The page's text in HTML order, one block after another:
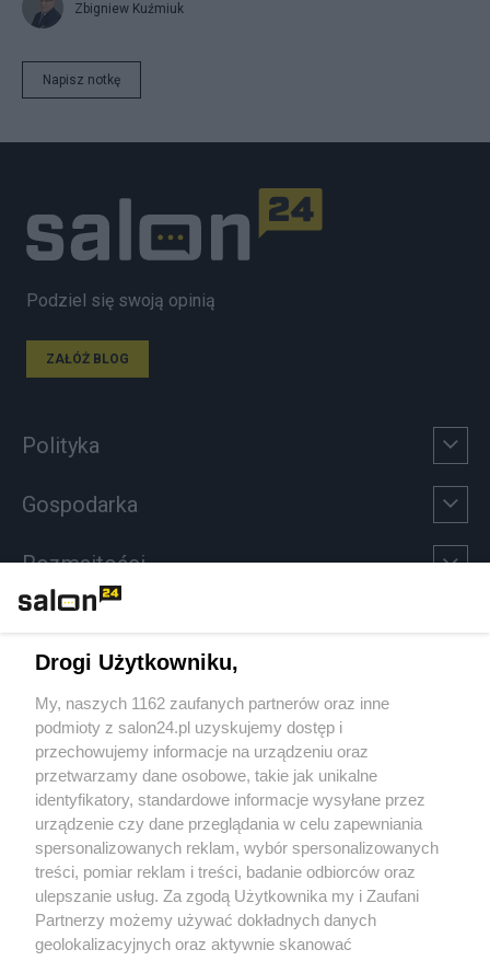
Zbigniew Kuźmiuk
Napisz notkę
Podziel się swoją opinią
ZAŁÓŻ BLOG
Polityka
Gospodarka
Rozmaitości
Sport
Społeczeństwo
Kultura
X Facebook Instagram Youtube
Drogi Użytkowniku,
My, naszych 1162 zaufanych partnerów oraz inne
podmioty z salon24.pl uzyskujemy dostęp i
przechowujemy informacje na urządzeniu oraz
przetwarzamy dane osobowe, takie jak unikalne
identyfikatory, standardowe informacje wysyłane przez
urządzenie czy dane przeglądania w celu zapewniania
spersonalizowanych reklam, wybór spersonalizowanych
treści, pomiar reklam i treści, badanie odbiorców oraz
ulepszanie usług. Za zgodą Użytkownika my i Zaufani
Partnerzy możemy używać dokładnych danych
geolokalizacyjnych oraz aktywnie skanować